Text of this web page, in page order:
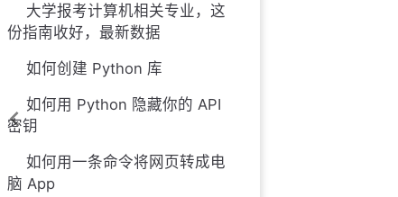
大学报考计算机相关专业，这
份指南收好，最新数据
如何创建 Python 库
如何用 Python 隐藏你的 API
密钥
如何用一条命令将网页转成电
脑 App